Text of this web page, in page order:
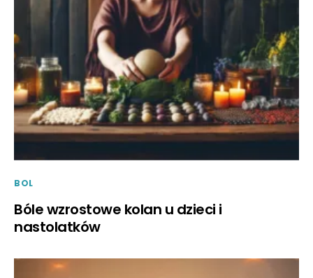
BOL
Bóle wzrostowe kolan u dzieci i
nastolatków